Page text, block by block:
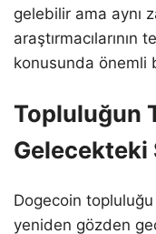
gelebilir ama aynı
konusunda önemli
Topluluğun
Gelecekteki
Dogecoin
yeniden gözden